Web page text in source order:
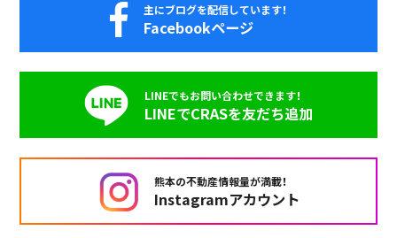
主にブログを配信しています！
Facebookページ
LINEでもお問い合わせできます！
LINEでCRASを友だち追加
熊本の不動産情報量が満載！
Instagramアカウント